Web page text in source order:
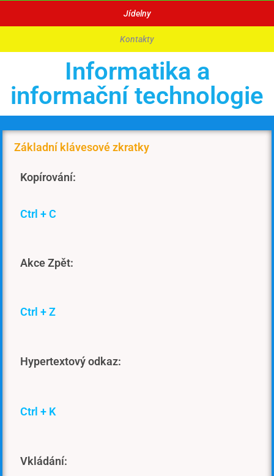
Jídelny
Kontakty
Informatika a
informační technologie
Základní klávesové zkratky
Kopírování:
Ctrl + C
Akce Zpět:
Ctrl + Z
Hypertextový odkaz:
Ctrl + K
Vkládání: